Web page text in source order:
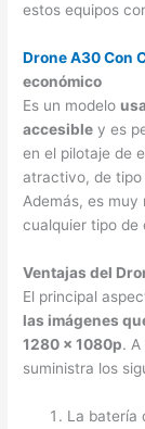
estos equipos
Drone A30 Con
económico
Es un modelo
accesible y es
en el pilotaje de
atractivo, de tipo
Además, es muy
cualquier tipo de
Ventajas del
El principal
las imágenes
1280 x 1080p.
suministra los
La batería